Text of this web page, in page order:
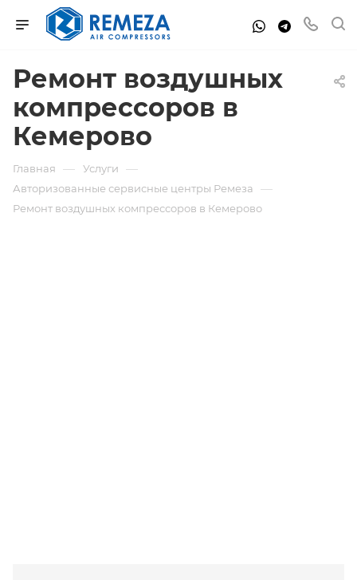
Ремонт воздушных
компрессоров в
Кемерово
Главная — Услуги —
Авторизованные сервисные центры Ремеза —
Ремонт воздушных компрессоров в Кемерово